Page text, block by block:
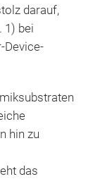
darauf,
1) bei
Device-
hin zu
das